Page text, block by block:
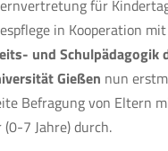
für
in Kooperation
und Schulpädagogik
Gießen nun
Befragung von Eltern
7 Jahre) durch.